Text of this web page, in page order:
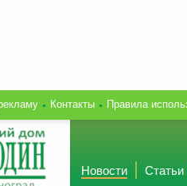
Контакты Правила
Новости Статьи